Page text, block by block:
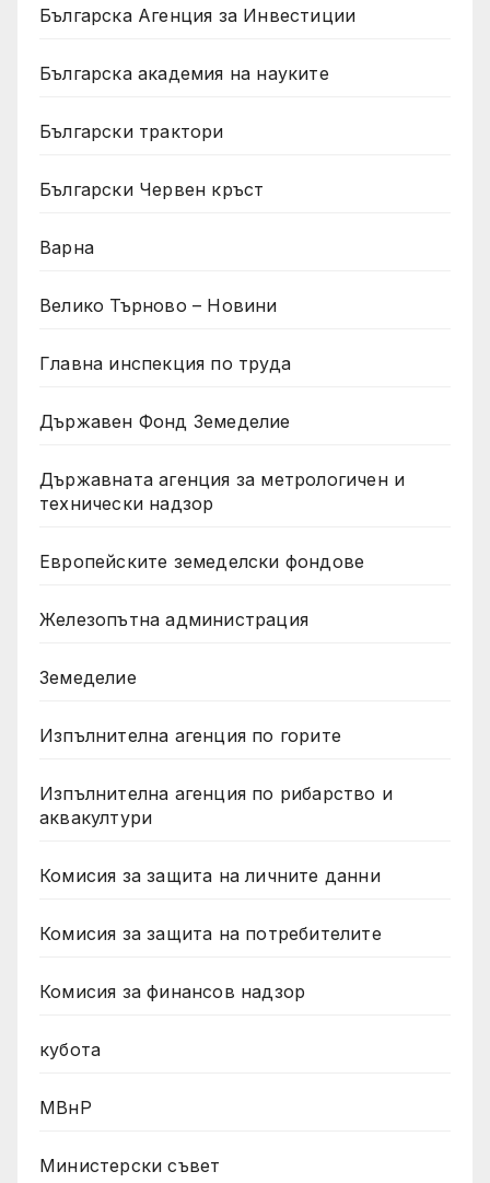
Българска Агенция за Инвестиции
Българска академия на науките
Български трактори
Български Червен кръст
Варна
Велико Търново – Новини
Главна инспекция по труда
Държавен Фонд Земеделие
Държавната агенция за метрологичен и
технически надзор
Европейските земеделски фондове
Железопътна администрация
Земеделие
Изпълнителна агенция по горите
Изпълнителна агенция по рибарство и
аквакултури
Комисия за защита на личните данни
Комисия за защита на потребителите
Комисия за финансов надзор
кубота
МВнР
Министерски съвет